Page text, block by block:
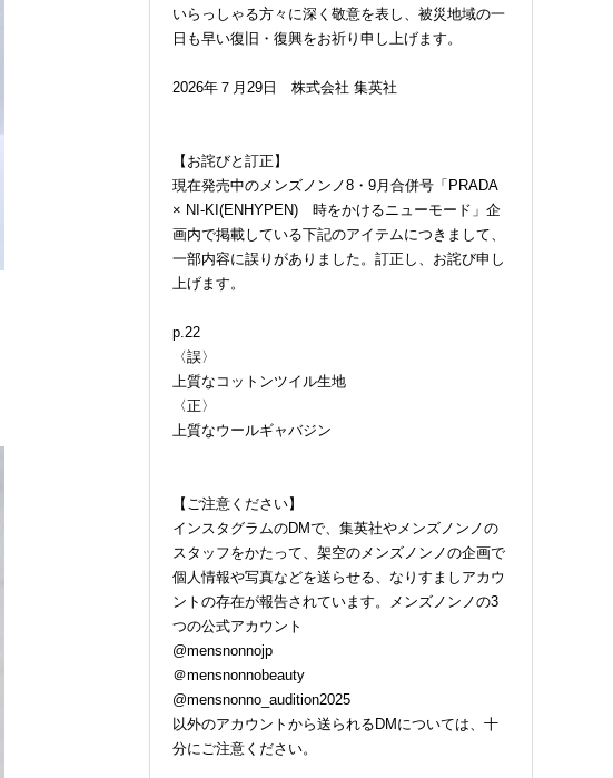
いらっしゃる方々に深く敬意を表し、被災地域の一
日も早い復旧・復興をお祈り申し上げます。
2026年７月29日 株式会社 集英社
【お詫びと訂正】
現在発売中のメンズノンノ8・9月合併号「PRADA
× NI-KI(ENHYPEN) 時をかけるニューモード」企
画内で掲載している下記のアイテムにつきまして、
一部内容に誤りがありました。訂正し、お詫び申し
上げます。
p.22
〈誤〉
上質なコットンツイル生地
〈正〉
上質なウールギャバジン
【ご注意ください】
インスタグラムのDMで、集英社やメンズノンノの
スタッフをかたって、架空のメンズノンノの企画で
個人情報や写真などを送らせる、なりすましアカウ
ントの存在が報告されています。メンズノンノの3
つの公式アカウント
@mensnonnojp
＠mensnonnobeauty
@mensnonno_audition2025
以外のアカウントから送られるDMについては、十
分にご注意ください。